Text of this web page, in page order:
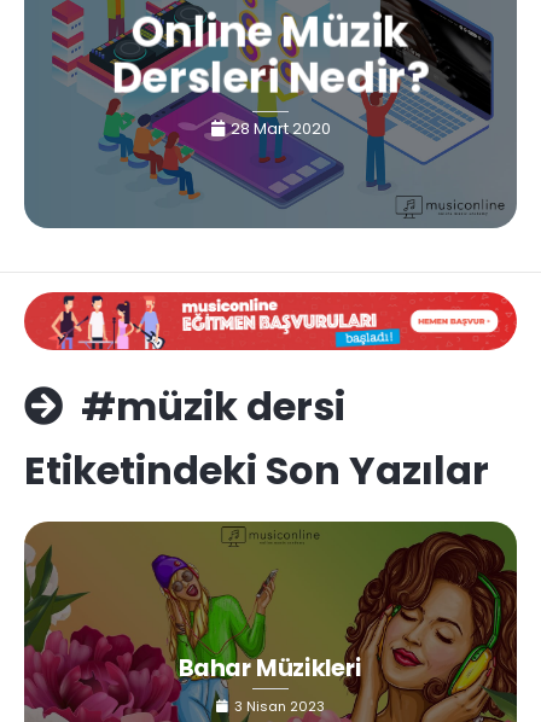
Online Müzik
Dersleri Nedir?
28 Mart 2020
#müzik dersi
Etiketindeki Son Yazılar
Bahar Müzikleri
3 Nisan 2023